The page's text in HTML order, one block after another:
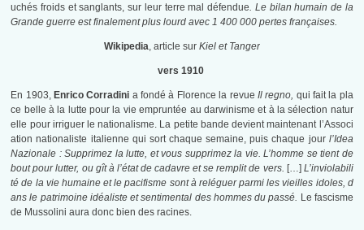
uchés froids et sanglants, sur leur terre mal défendue. Le bilan humain de la
Grande guerre est finalement plus lourd avec 1 400 000 pertes françaises.
Wikipedia, article sur Kiel et Tanger
vers 1910
En 1903, Enrico Corradini a fondé à Florence la revue Il regno, qui fait la pla
ce belle à la lutte pour la vie empruntée au darwinisme et à la sélection natur
elle pour irriguer le nationalisme. La petite bande devient maintenant l’Associ
ation nationaliste italienne qui sort chaque semaine, puis chaque jour l’Idea
Nazionale :Supprimez la lutte, et vous supprimez la vie. L’homme se tient de
bout pour lutter, ou gît à l’état de cadavre et se remplit de vers. […] L’inviolabili
té de la vie humaine et le pacifisme sont à reléguer parmi les vieilles idoles, d
ans le patrimoine idéaliste et sentimental des hommes du passé. Le fascisme
de Mussolini aura donc bien des racines.